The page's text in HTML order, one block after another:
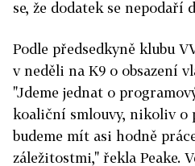
se, že dodatek se nepodaří
Podle předsedkyně klubu
v neděli na K9 o obsazení
"Jdeme jednat o
koaliční smlouvy, nikoliv o
budeme mít asi hodně
záležitostmi," řekla Peake.